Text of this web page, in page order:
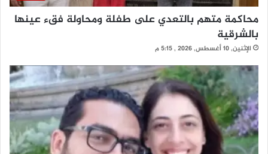
محاكمة متهم بالتعدي على طفلة ومحاولة فقء عينها
بالشرقية
الإثنين, 10 أغسطس, 2026 , 5:15 م